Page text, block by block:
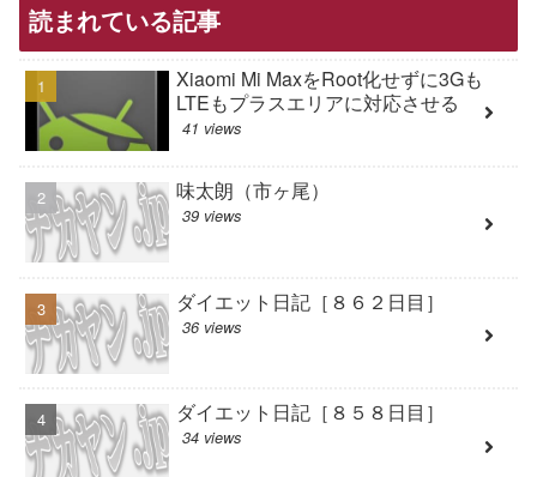
読まれている記事
Xiaomi Mi MaxをRoot化せずに3Gも
LTEもプラスエリアに対応させる
41 views
味太朗（市ヶ尾）
39 views
ダイエット日記［８６２日目］
36 views
ダイエット日記［８５８日目］
34 views